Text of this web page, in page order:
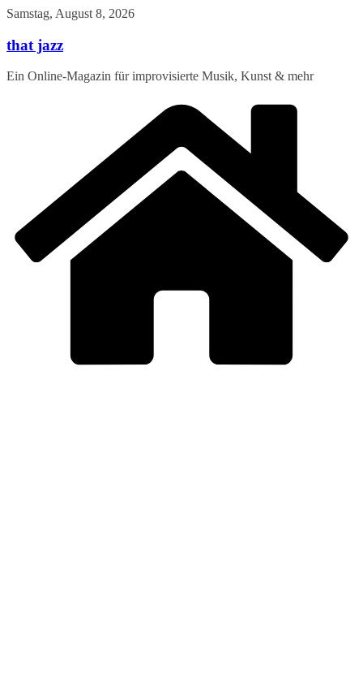
Zum
springen
Samstag, August 8, 2026
that jazz
Ein Online-Magazin für improvisierte Musik, Kunst & mehr